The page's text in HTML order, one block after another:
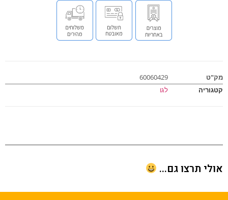
60060429
תרצו גם...